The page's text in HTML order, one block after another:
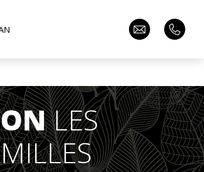
LES